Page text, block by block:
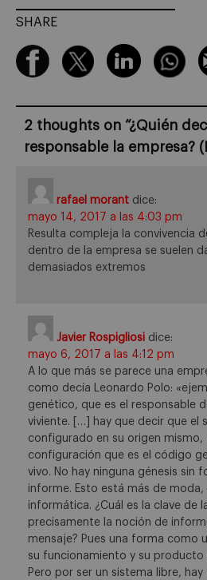
SHARE
2 thoughts on “¿Quién
responsable la empresa?
rafael morant dice:
mayo 14, 2017 a las 4:03 pm
Resulta compleja la convivencia
dentro de la empresa se suelen
demasiados extremos
Javier Rospigliosi dice:
mayo 6, 2017 a las 4:12 pm
A lo que más se parece una
como decía Leonardo Polo:
genético, que es el responsable
viviente. […] hay que decir que el
configurado en su origen mismo,
configuración que es el código
vivo. No hay ninguna génesis sin
informe. Esto está más de moda,
informática. ¿Cuál es la clave de
precisamente la noción de
mensaje? Pues una forma como
su funcionamiento y su producto
Pero por ser un sistema libre, hay